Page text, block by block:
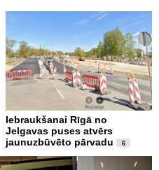
Iebraukšanai Rīgā no
Jelgavas puses atvērs
jaunuzbūvēto pārvadu
6